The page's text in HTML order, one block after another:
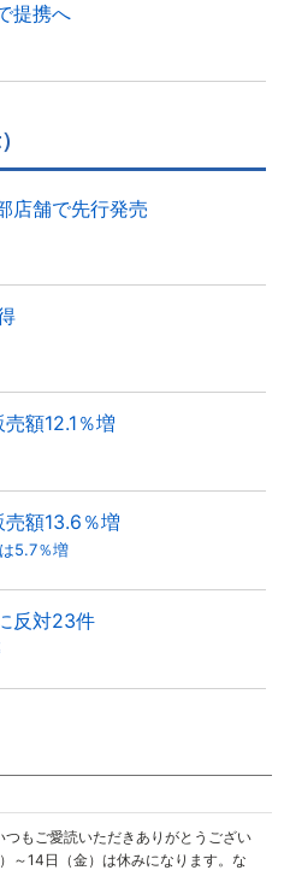
提携へ
店舗で先行発売
額12.1％増
額13.6％増
5.7％増
反対23件
つもご愛読いただきありがとうござい
～14日（金）は休みになります。な